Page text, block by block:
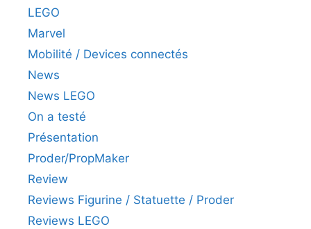
LEGO
Marvel
Mobilité / Devices connectés
News
News LEGO
On a testé
Présentation
Proder/PropMaker
Review
Reviews Figurine / Statuette / Proder
Reviews LEGO